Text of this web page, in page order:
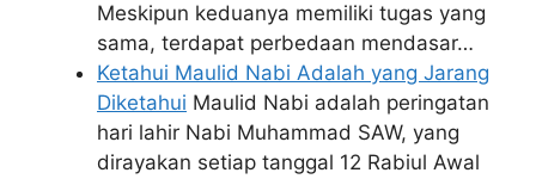
Meskipun keduanya memiliki tugas yang
sama, terdapat perbedaan mendasar…
Ketahui Maulid Nabi Adalah yang Jarang
Diketahui Maulid Nabi adalah peringatan
hari lahir Nabi Muhammad SAW, yang
dirayakan setiap tanggal 12 Rabiul Awal